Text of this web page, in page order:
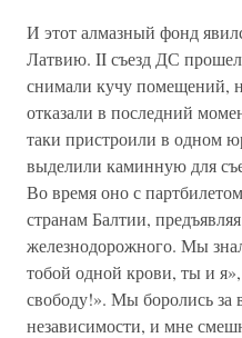
И этот алмазный фонд
Латвию. II съезд ДС
снимали кучу помещений,
отказали в последний
таки пристроили в одном
выделили каминную для
Во время оно с
странам Балтии,
железнодорожного. Мы
тобой одной крови, ты и
свободу!». Мы боролись за
независимости, и мне